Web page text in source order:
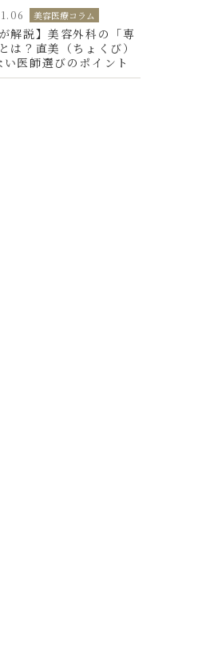
美容医療コラム
が解説】美容外科の「専
は？直美（ちょくび）
医師選びのポイント